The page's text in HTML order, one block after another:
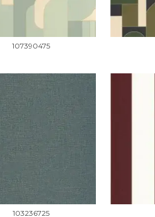
107390475
103236725